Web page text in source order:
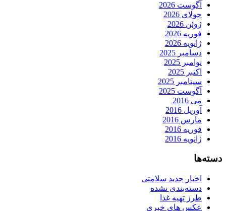
آگوست 2026
جولای 2026
ژوئن 2026
فوریه 2026
ژانویه 2026
دسامبر 2025
نوامبر 2025
اکتبر 2025
سپتامبر 2025
آگوست 2025
می 2016
آوریل 2016
مارس 2016
فوریه 2016
ژانویه 2016
دسته‌ها
اخبار جدید سلامتی
دسته‌بندی نشده
طرز تهیه غذا
عکس های خبری